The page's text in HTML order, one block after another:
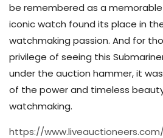
be remembered as a
iconic watch found its place in
watchmaking passion. And for
privilege of seeing this
under the auction hammer, it
of the power and timeless
watchmaking.
https://